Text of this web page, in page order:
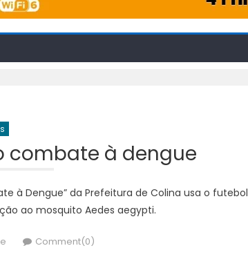
combate à dengue
à Dengue” da Prefeitura de Colina usa o futebol
ao mosquito Aedes aegypti.
Comment(0)